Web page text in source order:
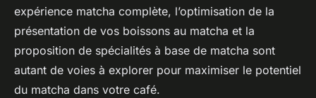
expérience matcha complète, l’optimisation de la
présentation de vos boissons au matcha et la
proposition de spécialités à base de matcha sont
autant de voies à explorer pour maximiser le potentiel
du matcha dans votre café.